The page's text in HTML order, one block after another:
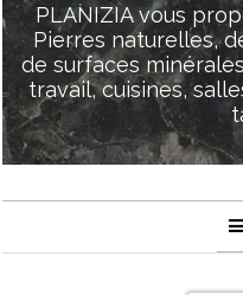
PLANIZIA vous
Pierres naturelles,
de surfaces
travail, cuisines,